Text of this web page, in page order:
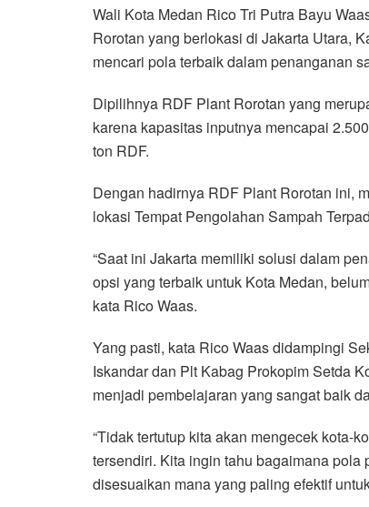
Wali Kota Medan Rico Tri Putra Bayu
Rorotan yang berlokasi di Jakarta Utara,
mencari pola terbaik dalam penanganan
Dipilihnya RDF Plant Rorotan yang
karena kapasitas inputnya mencapai
ton RDF.
Dengan hadirnya RDF Plant Rorotan ini,
lokasi Tempat Pengolahan Sampah
“Saat ini Jakarta memiliki solusi dalam
opsi yang terbaik untuk Kota Medan,
kata Rico Waas.
Yang pasti, kata Rico Waas didampingi
Iskandar dan Plt Kabag Prokopim Setda
menjadi pembelajaran yang sangat baik
“Tidak tertutup kita akan mengecek kota-
tersendiri. Kita ingin tahu bagaimana
disesuaikan mana yang paling efektif